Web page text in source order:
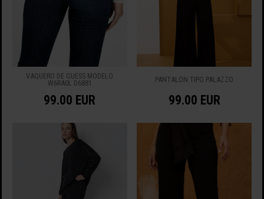
VAQUERO DE GUESS MODELO
W6RA0L D6881
99.00 EUR
PANTALÒN TIPO PALAZZO
99.00 EUR